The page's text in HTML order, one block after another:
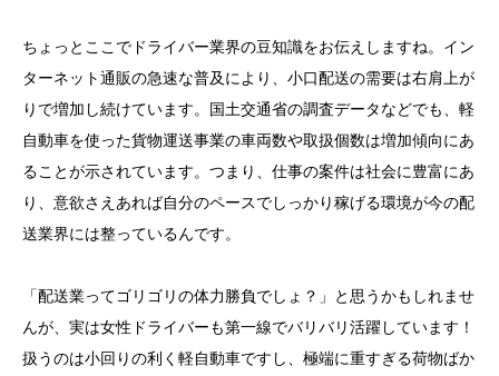
ちょっとここでドライバー業界の豆知識をお伝えしますね。イン
ターネット通販の急速な普及により、小口配送の需要は右肩上が
りで増加し続けています。国土交通省の調査データなどでも、軽
自動車を使った貨物運送事業の車両数や取扱個数は増加傾向にあ
ることが示されています。つまり、仕事の案件は社会に豊富にあ
り、意欲さえあれば自分のペースでしっかり稼げる環境が今の配
送業界には整っているんです。
「配送業ってゴリゴリの体力勝負でしょ？」と思うかもしれませ
んが、実は女性ドライバーも第一線でバリバリ活躍しています！
扱うのは小回りの利く軽自動車ですし、極端に重すぎる荷物ばか